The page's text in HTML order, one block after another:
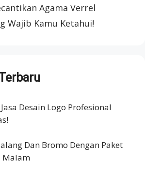
Agama Verrel
Wajib Kamu Ketahui!
Desain Logo Profesional
Dan Bromo Dengan Paket
Malam